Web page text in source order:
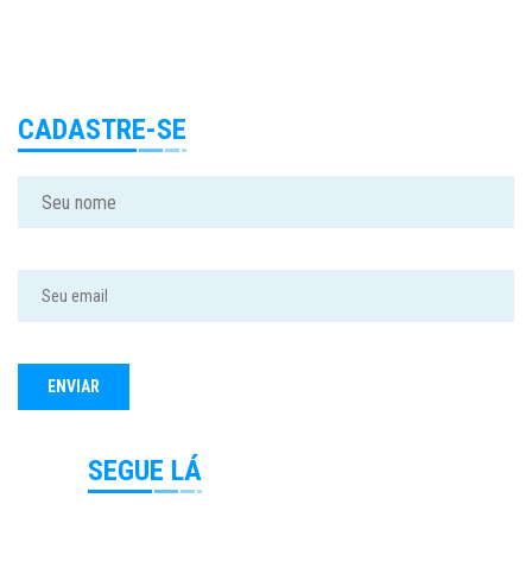
CADASTRE-SE
SEGUE LÁ